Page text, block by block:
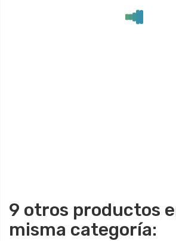
9 otros productos
misma categoría: